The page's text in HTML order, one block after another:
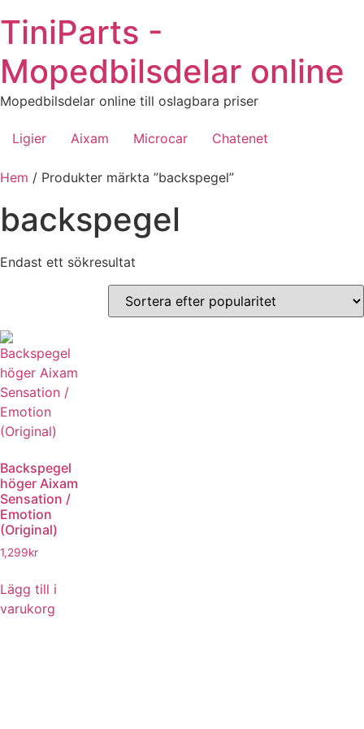
till
innehåll
TiniParts -
Mopedbilsdelar online
Mopedbilsdelar online till oslagbara priser
Ligier Aixam Microcar Chatenet
Hem / Produkter märkta ”backspegel”
backspegel
Endast ett sökresultat
Backspegel
höger Aixam
Sensation /
Emotion
(Original)
1,299kr
Lägg till i
varukorg